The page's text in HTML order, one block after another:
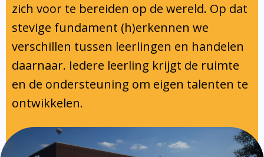
zich voor te bereiden op de wereld. Op dat
stevige fundament (h)erkennen we
verschillen tussen leerlingen en handelen
daarnaar. Iedere leerling krijgt de ruimte
en de ondersteuning om eigen talenten te
ontwikkelen.